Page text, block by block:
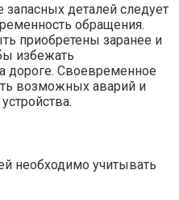
деталей следует
обращения.
приобретены заранее и
избежать
дороге. Своевременное
возможных аварий и
необходимо учитывать